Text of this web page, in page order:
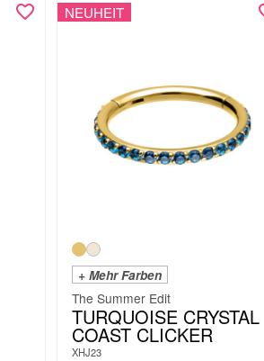
NEUHEIT
+ Mehr Farben
The Summer Edit
TURQUOISE CRYSTAL
COAST CLICKER
XHJ23